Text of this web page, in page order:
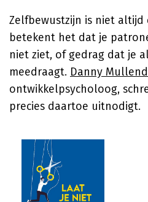
Zelfbewustzijn is niet altijd
betekent het dat je
niet ziet, of gedrag dat je
meedraagt. Danny
ontwikkelpsycholoog,
precies daartoe uitnodigt.